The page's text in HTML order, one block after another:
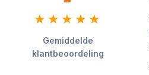
★★★★★
Gemiddelde
klantbeoordeling